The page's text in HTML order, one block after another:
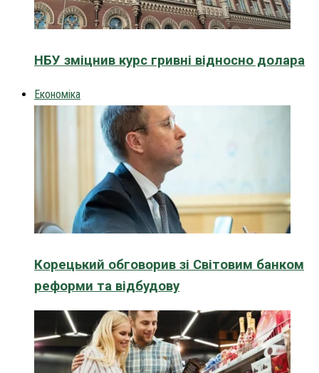
НБУ зміцнив курс гривні відносно долара
Економіка
Корецький обговорив зі Світовим банком
реформи та відбудову